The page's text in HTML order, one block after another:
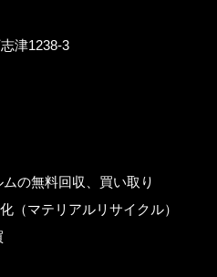
津1238-3
の無料回収、買い取り
（マテリアルリサイクル）